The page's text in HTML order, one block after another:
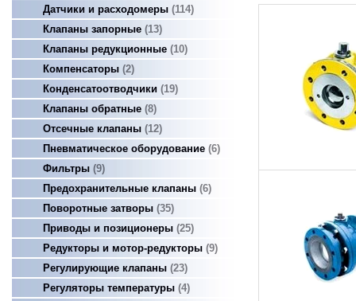
Датчики и расходомеры 114
Клапаны запорные 13
Клапаны редукционные 10
Компенсаторы 2
Конденсатоотводчики
19
Клапаны обратные 8
Отсечные клапаны 12
Пневматическое оборудование 6
Фильтры 9
Предохранительные клапаны 6
Поворотные затворы 35
Приводы и позиционеры 25
Редукторы и мотор-редукторы 9
Регулирующие клапаны 23
Регуляторы температуры 4